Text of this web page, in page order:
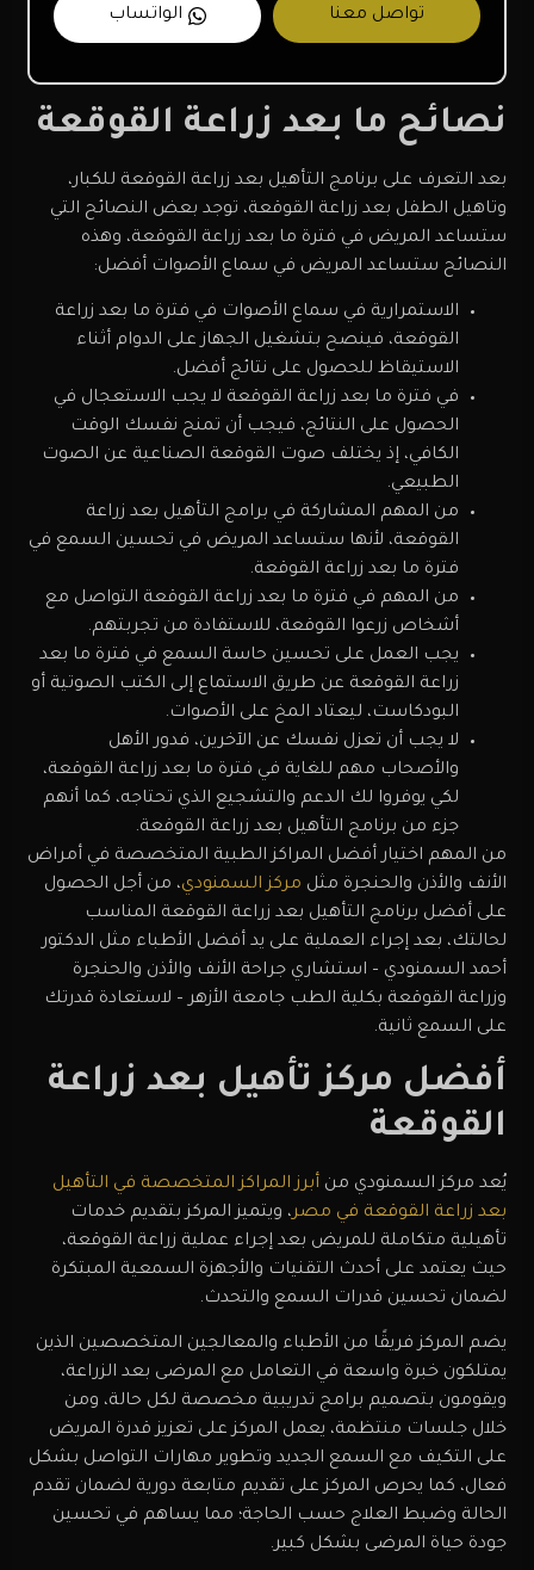
تواصل معنا الواتساب
نصائح ما بعد زراعة القوقعة
بعد التعرف على برنامج التأهيل بعد زراعة القوقعة للكبار،
وتاهيل الطفل بعد زراعة القوقعة، توجد بعض النصائح التي
ستساعد المريض في فترة ما بعد زراعة القوقعة، وهذه
النصائح ستساعد المريض في سماع الأصوات أفضل:
الاستمرارية في سماع الأصوات في فترة ما بعد زراعة
القوقعة، فينصح بتشغيل الجهاز على الدوام أثناء
الاستيقاظ للحصول على نتائج أفضل.
في فترة ما بعد زراعة القوقعة لا يجب الاستعجال في
الحصول على النتائج، فيجب أن تمنح نفسك الوقت
الكافي، إذ يختلف صوت القوقعة الصناعية عن الصوت
الطبيعي.
من المهم المشاركة في برامج التأهيل بعد زراعة
القوقعة، لأنها ستساعد المريض في تحسين السمع في
فترة ما بعد زراعة القوقعة.
من المهم في فترة ما بعد زراعة القوقعة التواصل مع
أشخاص زرعوا القوقعة، للاستفادة من تجربتهم.
يجب العمل على تحسين حاسة السمع في فترة ما بعد
زراعة القوقعة عن طريق الاستماع إلى الكتب الصوتية أو
البودكاست، ليعتاد المخ على الأصوات.
لا يجب أن تعزل نفسك عن الآخرين، فدور الأهل
والأصحاب مهم للغاية في فترة ما بعد زراعة القوقعة،
لكي يوفروا لك الدعم والتشجيع الذي تحتاجه، كما أنهم
جزء من برنامج التأهيل بعد زراعة القوقعة.
من المهم اختيار أفضل المراكز الطبية المتخصصة في أمراض
الأنف والأذن والحنجرة مثل مركز السمنودي، من أجل الحصول
على أفضل برنامج التأهيل بعد زراعة القوقعة المناسب
لحالتك، بعد إجراء العملية على يد أفضل الأطباء مثل الدكتور
أحمد السمنودي – استشاري جراحة الأنف والأذن والحنجرة
وزراعة القوقعة بكلية الطب جامعة الأزهر – لاستعادة قدرتك
على السمع ثانية.
أفضل مركز تأهيل بعد زراعة
القوقعة
يُعد مركز السمنودي من أبرز المراكز المتخصصة في التأهيل
بعد زراعة القوقعة في مصر، ويتميز المركز بتقديم خدمات
تأهيلية متكاملة للمريض بعد إجراء عملية زراعة القوقعة،
حيث يعتمد على أحدث التقنيات والأجهزة السمعية المبتكرة
لضمان تحسين قدرات السمع والتحدث.
يضم المركز فريقًا من الأطباء والمعالجين المتخصصين الذين
يمتلكون خبرة واسعة في التعامل مع المرضى بعد الزراعة،
ويقومون بتصميم برامج تدريبية مخصصة لكل حالة، ومن
خلال جلسات منتظمة، يعمل المركز على تعزيز قدرة المريض
على التكيف مع السمع الجديد وتطوير مهارات التواصل بشكل
فعال، كما يحرص المركز على تقديم متابعة دورية لضمان تقدم
الحالة وضبط العلاج حسب الحاجة؛ مما يساهم في تحسين
جودة حياة المرضى بشكل كبير.